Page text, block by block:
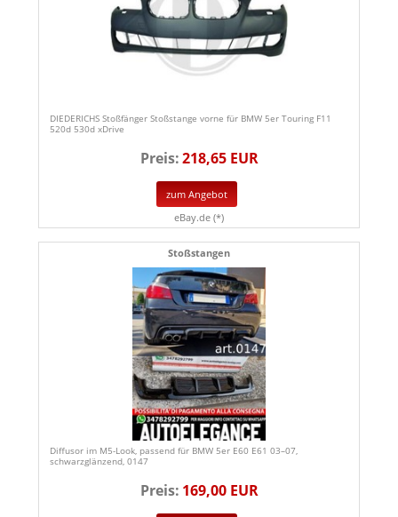
DIEDERICHS Stoßfänger Stoßstange vorne für BMW 5er Touring F11
520d 530d xDrive
Preis:218,65 EUR
zum Angebot
eBay.de (*)
Stoßstangen
Diffusor im M5-Look, passend für BMW 5er E60 E61 03–07,
schwarzglänzend, 0147
Preis: 169,00 EUR